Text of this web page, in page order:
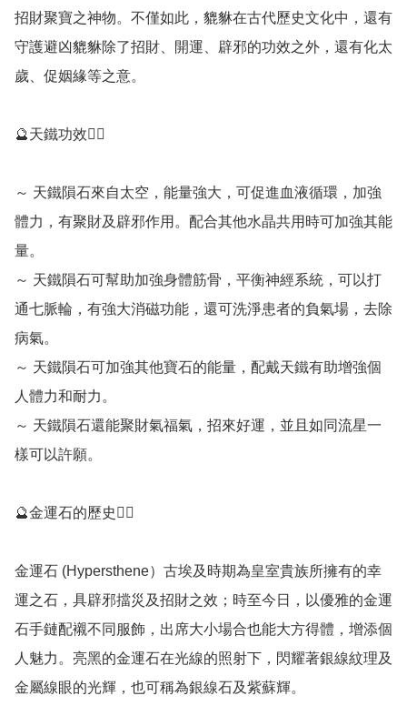
招財聚寶之神物。不僅如此，貔貅在古代歷史文化中，還有
守護避凶貔貅除了招財、開運、辟邪的功效之外，還有化太
歲、促姻緣等之意。
🔮天鐵功效💁‍♀️
～ 天鐵隕石來自太空，能量強大，可促進血液循環，加強
體力，有聚財及辟邪作用。配合其他水晶共用時可加強其能
量。
～ 天鐵隕石可幫助加強身體筋骨，平衡神經系統，可以打
通七脈輪，有強大消磁功能，還可洗淨患者的負氣場，去除
病氣。
～ 天鐵隕石可加強其他寶石的能量，配戴天鐵有助增強個
人體力和耐力。
～ 天鐵隕石還能聚財氣福氣，招來好運，並且如同流星一
樣可以許願。
🔮金運石的歷史💁‍♀️
金運石 (Hypersthene）古埃及時期為皇室貴族所擁有的幸
運之石，具辟邪擋災及招財之效；時至今日，以優雅的金運
石手鏈配襯不同服飾，出席大小場合也能大方得體，增添個
人魅力。亮黑的金運石在光線的照射下，閃耀著銀線紋理及
金屬線眼的光輝，也可稱為銀線石及紫蘇輝。